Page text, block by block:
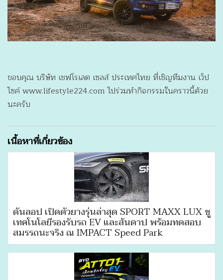
ขอบคุณ บริษัท เชฟโรเลต เซลส์ ประเทศไทย ที่เชิญทีมงาน เว็ป
ไซค์ www.lifestyle224.com ไปร่วมทำกิจกรรมในคราวนี้ด้วย
นะครับ
เนื้อหาที่เกี่ยวข้อง
ดันลอป เปิดตัวยางรุ่นล่าสุด SPORT MAXX LUX ชู
เทคโนโลยีรองรับรถ EV และสันดาป พร้อมทดสอบ
สมรรถนะจริง ณ IMPACT Speed Park